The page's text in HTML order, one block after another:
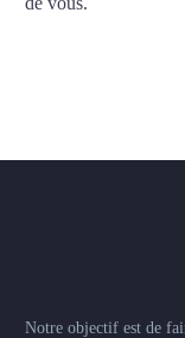
Notre objectif est de